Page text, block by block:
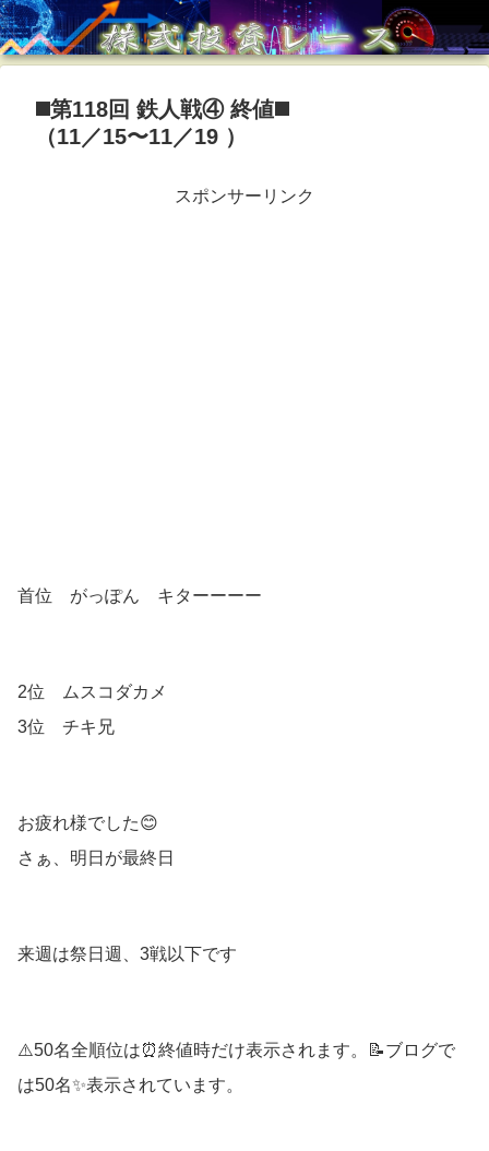
◼️第118回 鉄人戦④ 終値◼️
（11／15〜11／19 ）
スポンサーリンク
首位 がっぽん キターーーー
2位 ムスコダカメ
3位 チキ兄
お疲れ様でした😊
さぁ、明日が最終日
来週は祭日週、3戦以下です
⚠️50名全順位は⏰終値時だけ表示されます。📝ブログで
は50名✨表示されています。